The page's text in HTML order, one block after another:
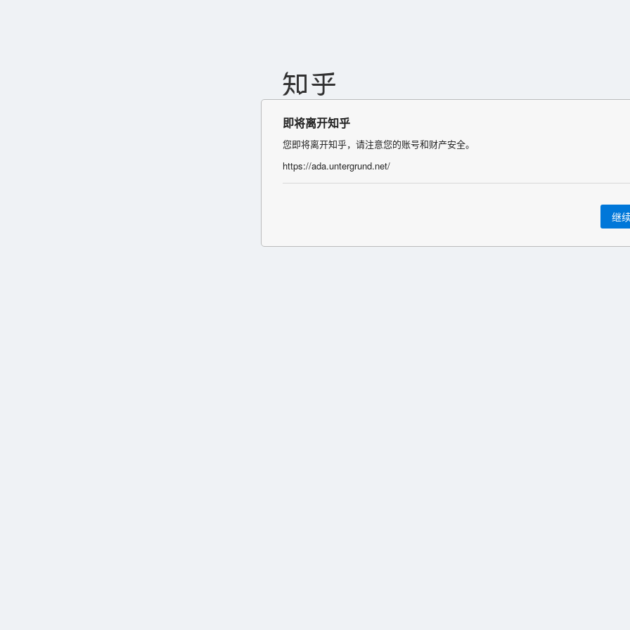
即将离开知乎
您即将离开知乎，请注意您的账号和财产安全。
https://ada.untergrund.net/
继